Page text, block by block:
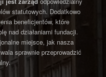
statutowych. Dodatkowo
beneficjentów, które
nad działaniami fundacji.
miejsce, jak nasza
sprawnie przeprowadzić